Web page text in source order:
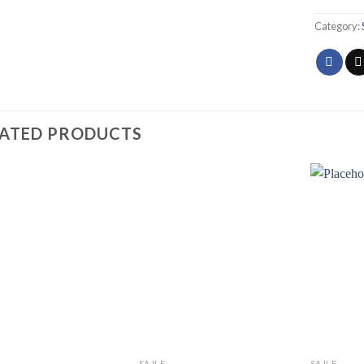
Category:
PRODUCTS